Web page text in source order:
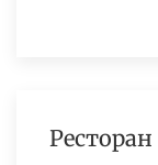
Ресторан